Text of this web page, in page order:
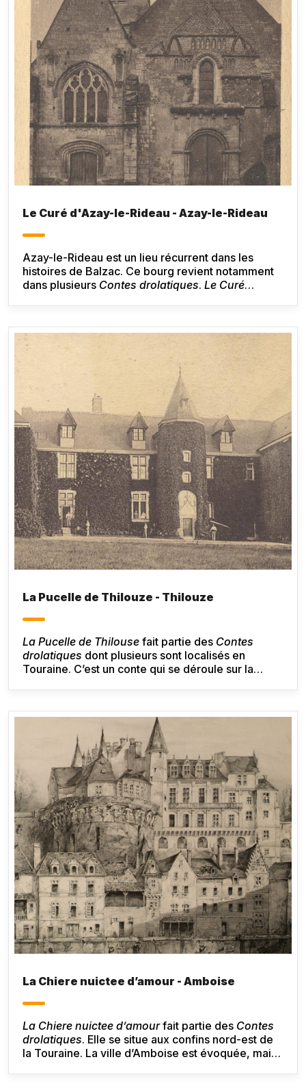
Le Curé d'Azay-le-Rideau - Azay-le-Rideau
Azay-le-Rideau est un lieu récurrent dans les
histoires de Balzac. Ce bourg revient notamment
dans plusieurs Contes drolatiques. Le Curé
attribués au voisin Rabelais, Balzac les écrit dans
un ancien français de sa composition. Si plusieurs
lieux sont évoqués (Azay-le-Rideau, Saché,
Ballan, Landes de Charlemagne…), ils ne sont
pratiquement pas décrits.
La Pucelle de Thilouze - Thilouze
La Pucelle de Thilouse fait partie des Contes
drolatiques dont plusieurs sont localisés en
Touraine. C’est un conte qui se déroule sur la
Villaines), ils ne sont pratiquement pas décrits.
La Chiere nuictee d’amour - Amboise
La Chiere nuictee d’amourfait partie des Contes
drolatiques. Elle se situe aux confins nord-est de
la Touraine. La ville d’Amboise est évoquée, mais